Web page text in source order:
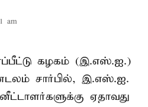
am
கழகம் (இ.எஸ்.ஐ.)
சார்பில், இ.எஸ்.ஐ.
ஏதாவது